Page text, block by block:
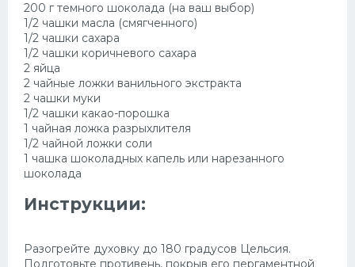
200 г темного шоколада (на ваш выбор)
1/2 чашки масла (смягченного)
1/2 чашки сахара
1/2 чашки коричневого сахара
2 яйца
2 чайные ложки ванильного экстракта
2 чашки муки
1/2 чашки какао-порошка
1 чайная ложка разрыхлителя
1/2 чайной ложки соли
1 чашка шоколадных капель или нарезанного
шоколада
Инструкции:
Разогрейте духовку до 180 градусов Цельсия.
Подготовьте противень, покрыв его пергаментной